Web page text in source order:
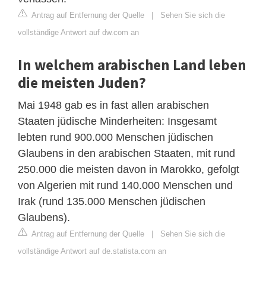
Antrag auf Entfernung der Quelle
Sehen Sie sich die
vollständige Antwort auf dw.com an
In welchem arabischen Land leben
die meisten Juden?
Mai 1948 gab es in fast allen arabischen
Staaten jüdische Minderheiten: Insgesamt
lebten rund 900.000 Menschen jüdischen
Glaubens in den arabischen Staaten, mit rund
250.000 die meisten davon in Marokko, gefolgt
von Algerien mit rund 140.000 Menschen und
Irak (rund 135.000 Menschen jüdischen
Glaubens).
Antrag auf Entfernung der Quelle
Sehen Sie sich die
vollständige Antwort auf de.statista.com an